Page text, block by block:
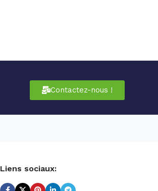
Contactez-nous !
Liens sociaux: